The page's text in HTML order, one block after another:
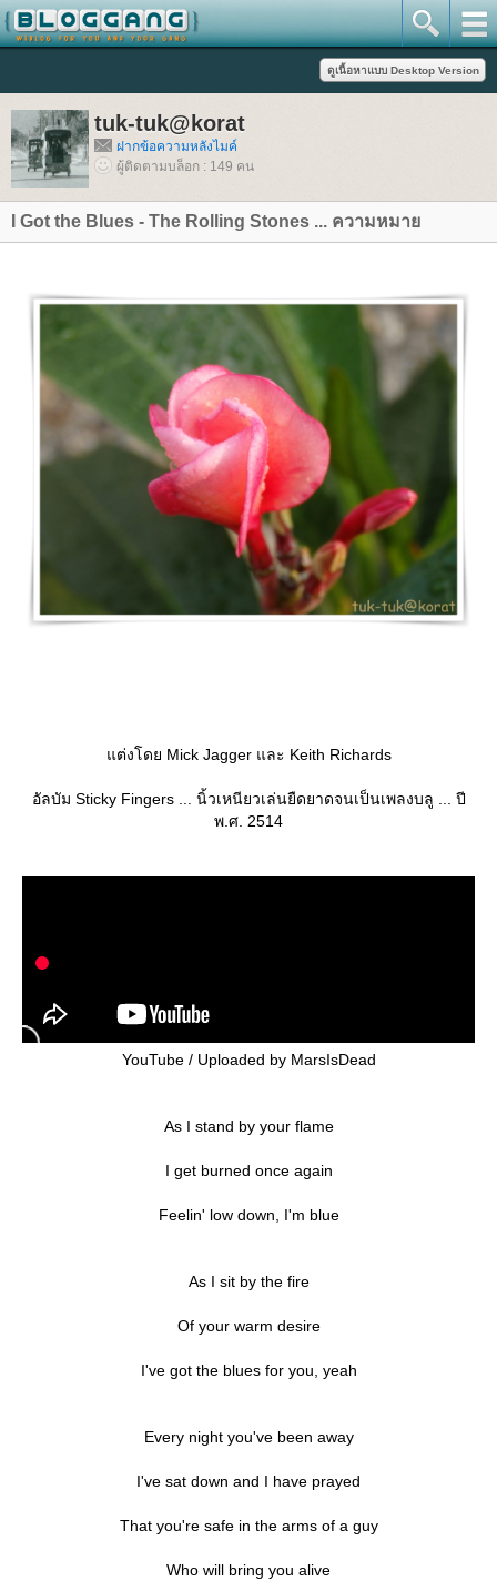
tuk-tuk@korat
ฝากข้อความหลังไมค์
ผู้ติดตามบล็อก : 149 คน
I Got the Blues - The Rolling Stones ... ความหมา
ต่งโดย Mick Jagger และ Keith Richards
อัลบัม Sticky Fingers ... นิ้วเหนียวเล่นยืดยาดจนเป็นเพลงบลู ... ปี
พ.ศ. 2514
YouTube / Uploaded by MarsIsDead
As I stand by your flame
I get burned once again
Feelin' low down, I'm blue
As I sit by the fire
Of your warm desire
I've got the blues for you, yeah
Every night you've been away
I've sat down and I have prayed
That you're safe in the arms of a guy
Who will bring you alive